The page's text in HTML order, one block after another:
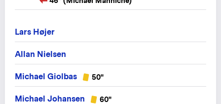
Lars Højer
Allan Nielsen
Michael Giolbas 50"
Michael Johansen 60"